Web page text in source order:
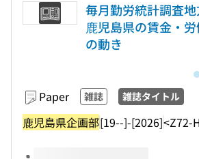
毎月勤労統計調査
鹿児島県の賃金・
の動き
Paper 雑誌 雑誌タイトル
鹿児島県企画部[19--]-[2026]<Z72-
Volumes of this title